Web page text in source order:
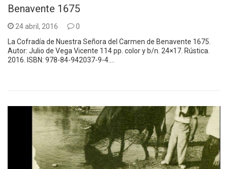
Benavente 1675
24 abril, 2016
0
La Cofradía de Nuestra Señora del Carmen de Benavente 1675.
Autor: Julio de Vega Vicente 114 pp. color y b/n. 24×17. Rústica.
2016. ISBN: 978-84-942037-9-4.…